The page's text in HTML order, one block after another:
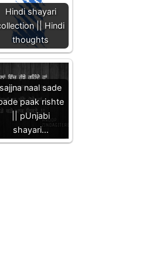
Hindi shayari
|| Hindi
thoughts
sajjna naal sade
paak rishte
|| pUnjabi
shayari…